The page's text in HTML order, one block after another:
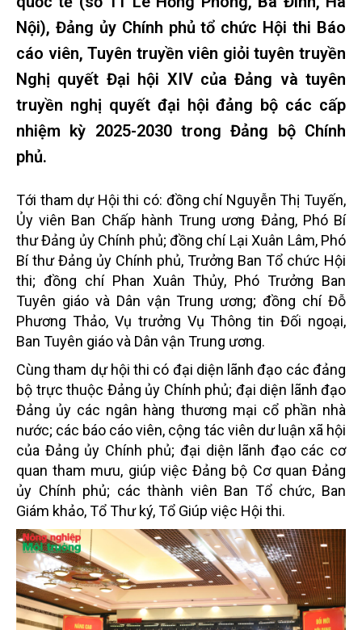
Nội), Đảng ủy Chính phủ tổ chức Hội thi Báo
cáo viên, Tuyên truyền viên giỏi tuyên truyền
Nghị quyết Đại hội XIV của Đảng và tuyên
truyền nghị quyết đại hội đảng bộ các cấp
nhiệm kỳ 2025-2030 trong Đảng bộ Chính
phủ.
Tới tham dự Hội thi có: đồng chí Nguyễn Thị Tuyến,
Ủy viên Ban Chấp hành Trung ương Đảng, Phó Bí
thư Đảng ủy Chính phủ; đồng chí Lại Xuân Lâm, Phó
Bí thư Đảng ủy Chính phủ, Trưởng Ban Tổ chức Hội
thi; đồng chí Phan Xuân Thủy, Phó Trưởng Ban
Tuyên giáo và Dân vận Trung ương; đồng chí Đỗ
Phương Thảo, Vụ trưởng Vụ Thông tin Đối ngoại,
Ban Tuyên giáo và Dân vận Trung ương.
Cùng tham dự hội thi có đại diện lãnh đạo các đảng
bộ trực thuộc Đảng ủy Chính phủ; đại diện lãnh đạo
Đảng ủy các ngân hàng thương mại cổ phần nhà
nước; các báo cáo viên, cộng tác viên dư luận xã hội
của Đảng ủy Chính phủ; đại diện lãnh đạo các cơ
quan tham mưu, giúp việc Đảng bộ Cơ quan Đảng
ủy Chính phủ; các thành viên Ban Tổ chức, Ban
Giám khảo, Tổ Thư ký, Tổ Giúp việc Hội thi.